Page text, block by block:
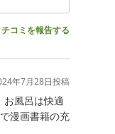
コミを報告する
年7月28日投稿
お風呂は快適
漫画書籍の充